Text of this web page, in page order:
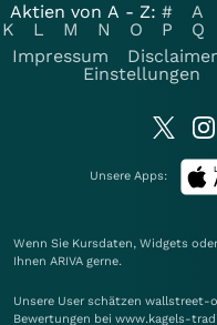
Aktien von A - Z: # A
K
L M N O P Q
Impressum
Disclaimer
Einstellungen
Unsere Apps:
Wenn Sie Kursdaten, Widgets
Ihnen ARIVA gerne.
Unsere User schätzen
Bewertungen bei www.kagels-